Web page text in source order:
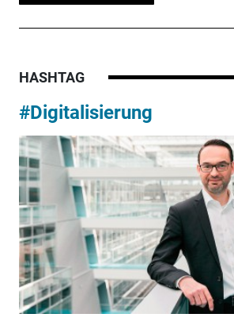
HASHTAG
#Digitalisierung